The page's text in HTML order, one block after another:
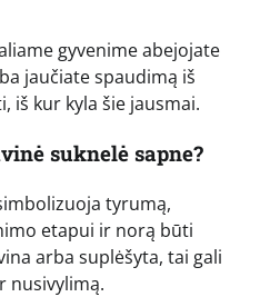
gyvenime abejojate
jaučiate spaudimą iš
iš kur kyla šie jausmai.
suknelė sapne?
tyrumą,
etapui ir norą būti
arba suplėšyta, tai gali
nusivylimą.